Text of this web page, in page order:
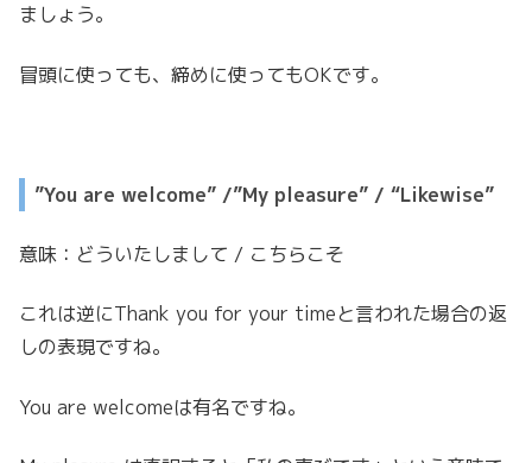
ましょう。
冒頭に使っても、締めに使ってもOKです。
”You are welcome” /”My pleasure” / “Likewise”
意味：どういたしまして / こちらこそ
これは逆にThank you for your timeと言われた場合の返
しの表現ですね。
You are welcomeは有名ですね。